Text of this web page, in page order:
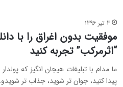
3 تیر 1396
موفقیت بدون اغراق را با
“اثرمرکب” تجربه کنید
ما مدام با تبلیغات هیجان انگیز که
پیدا کنید، جوان تر شوید، جذاب تر